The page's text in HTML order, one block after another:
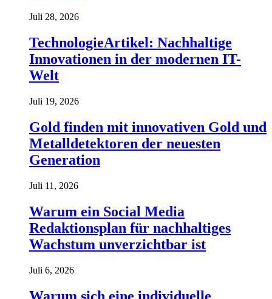
Juli 28, 2026
TechnologieArtikel: Nachhaltige
Innovationen in der modernen IT-
Welt
Juli 19, 2026
Gold finden mit innovativen Gold und
Metalldetektoren der neuesten
Generation
Juli 11, 2026
Warum ein Social Media
Redaktionsplan für nachhaltiges
Wachstum unverzichtbar ist
Juli 6, 2026
Warum sich eine individuelle